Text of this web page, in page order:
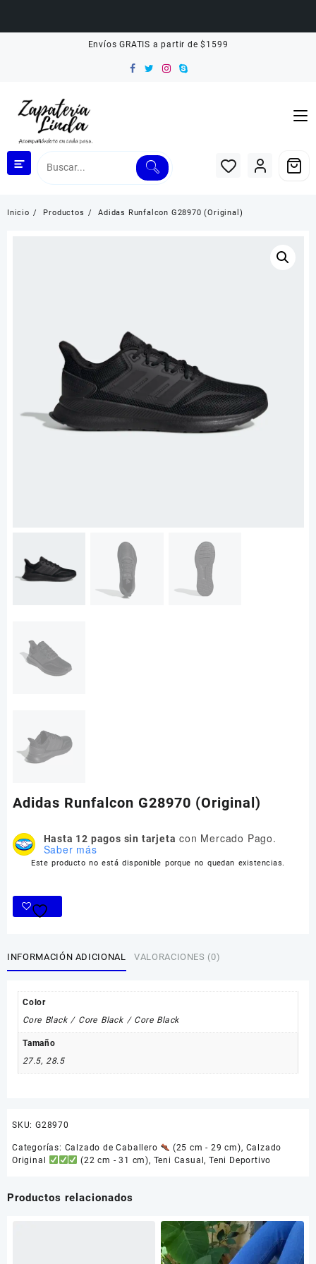
Envíos GRATIS a partir de $1599
Inicio Productos Adidas Runfalcon G28970 (Original)
Adidas Runfalcon G28970 (Original)
Hasta 12 pagos sin tarjeta con Mercado Pago.
Saber más
Este producto no está disponible porque no quedan existencias.
INFORMACIÓN ADICIONAL VALORACIONES (0)
Color
Core Black / Core Black / Core Black
Tamaño
27.5,28.5
SKU: G28970
Categorías: Calzado de Caballero (25 cm - 29 cm), Calzado
Original
(22 cm - 31 cm), Teni Casual,Teni Deportivo
Productos relacionados